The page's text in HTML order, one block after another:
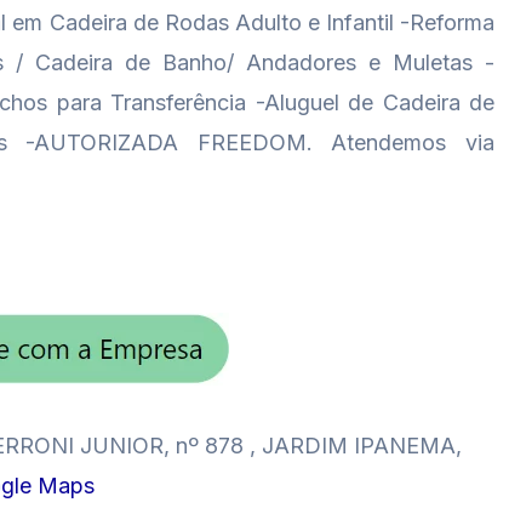
Cadeira de Rodas Adulto e Infantil -Reforma
/ Cadeira de Banho/ Andadores e Muletas -
para Transferência -Aluguel de Cadeira de
-AUTORIZADA FREEDOM. Atendemos via
JUNIOR, nº 878 , JARDIM IPANEMA,
Maps